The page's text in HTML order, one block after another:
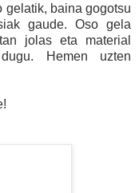
gelatik, baina gogotsu
gaude. Oso gela
jolas eta material
Hemen uzten